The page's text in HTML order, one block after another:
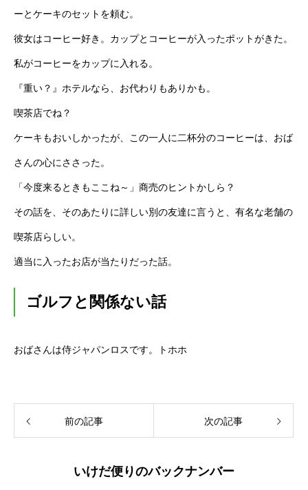
ーとケーキのセットを頼む。
彼女はコーヒー好き。カップとコーヒーが入ったポットがきた。
私がコーヒーをカップに入れる。
『重い？』ホテルなら、お代わりもありかも。
喫茶店でね？
ケーキもおいしかったが、この一人に二杯分のコーヒーは、おば
さんの心にささった。
「今度来るときもここね～」商売のヒントかしら？
その話を、そのあたりに詳しい別の友達に言うと、有名な老舗の
喫茶店らしい。
適当に入ったお店が当たりだった話。
ゴルフと関係ない話
おばさんは侍ジャパンロスです。トホホ
前の記事 次の記事
いけだ便りのバックナンバー